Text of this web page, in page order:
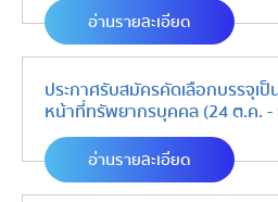
อ่านรายละเอียด
ประกาศรับสมัครคัดเลือกบรรจุเ
หน้าที่ทรัพยากรบุคคล (24 ต.ค. -
อ่านรายละเอียด